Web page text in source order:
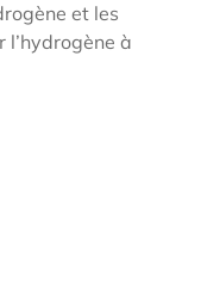
et les
à